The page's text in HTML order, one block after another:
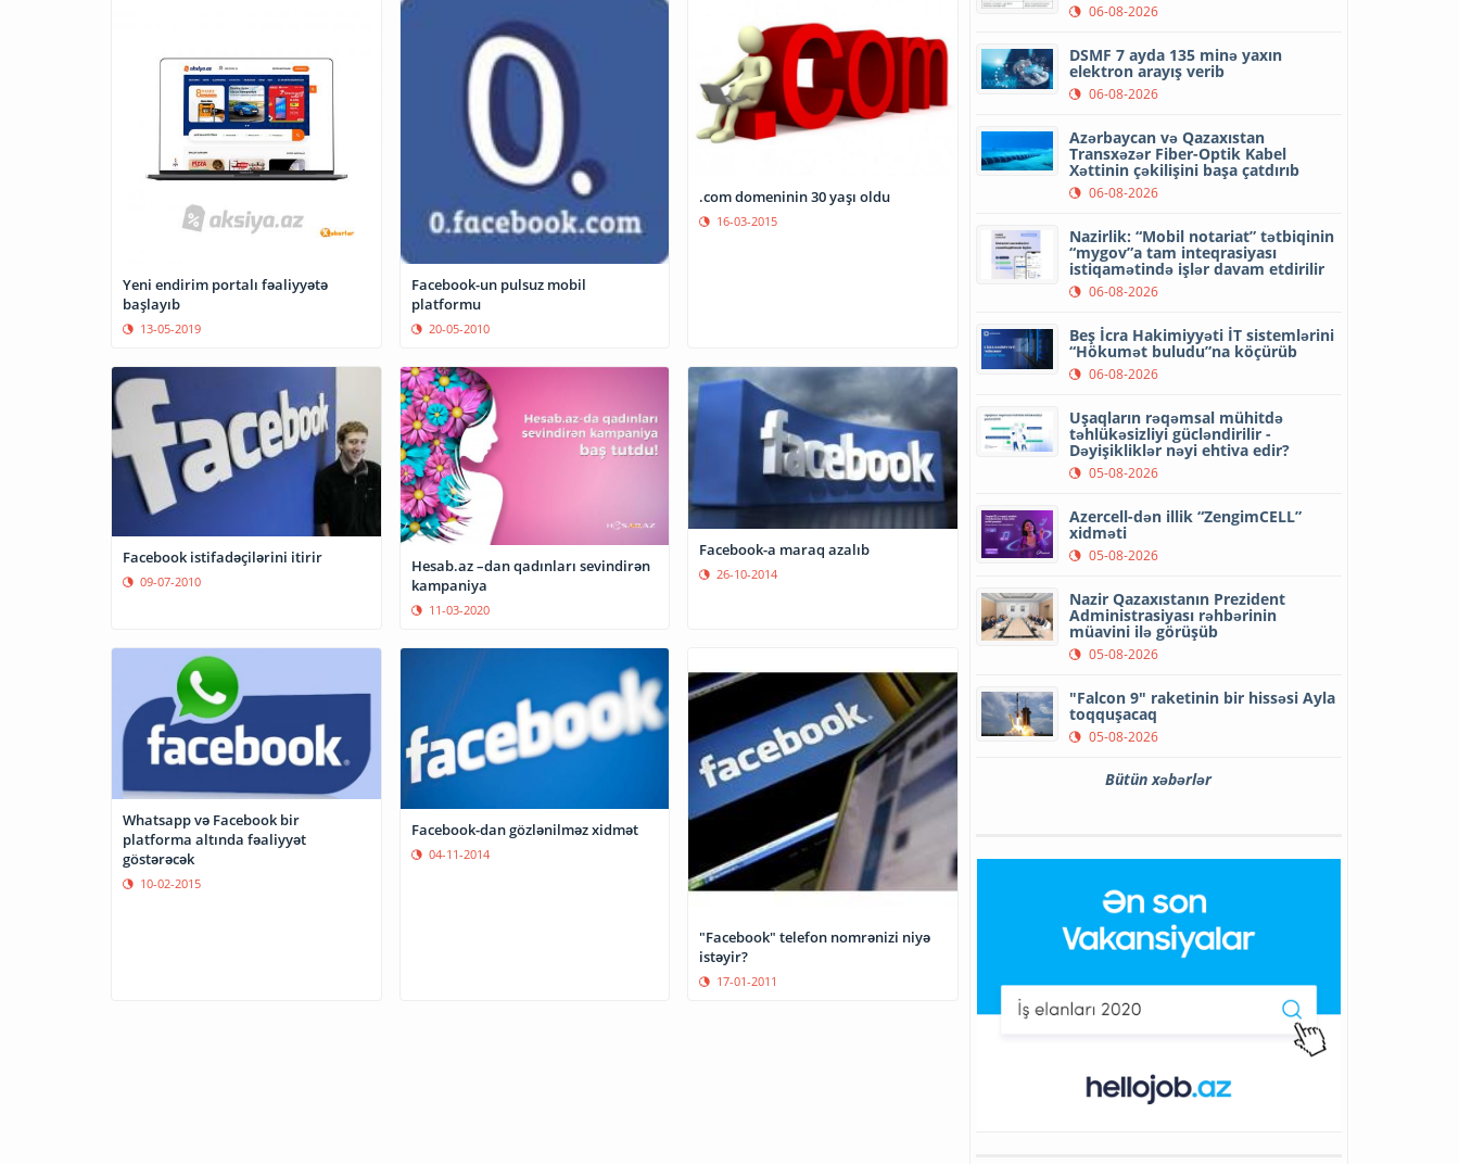
Yeni endirim portalı fəaliyyətə
başlayıb
13-05-2019
Facebook-un pulsuz mobil
platformu
20-05-2010
.com domeninin 30 yaşı oldu
16-03-2015
Facebook istifadəçilərini itirir
09-07-2010
Hesab.az –dan qadınları sevindirən
kampaniya
11-03-2020
Facebook-a maraq azalıb
26-10-2014
Whatsapp və Facebook bir
platforma altında fəaliyyət
göstərəcək
10-02-2015
Facebook-dan gözlənilməz xidmət
04-11-2014
"Facebook" telefon nomrənizi niyə
istəyir?
17-01-2011
06-08-2026
DSMF 7 ayda 135 minə yaxın
elektron arayış verib
06-08-2026
Azərbaycan və Qazaxıstan
Transxəzər Fiber-Optik Kabel
Xəttinin çəkilişini başa çatdırıb
06-08-2026
Nazirlik: “Mobil notariat” tətbiqinin
“mygov”a tam inteqrasiyası
istiqamətində işlər davam etdirilir
06-08-2026
Beş İcra Hakimiyyəti İT sistemlərini
“Hökumət buludu”na köçürüb
06-08-2026
Uşaqların rəqəmsal mühitdə
təhlükəsizliyi gücləndirilir -
Dəyişikliklər nəyi ehtiva edir?
05-08-2026
Azercell-dən illik “ZengimCELL”
xidməti
05-08-2026
Nazir Qazaxıstanın Prezident
Administrasiyası rəhbərinin
müavini ilə görüşüb
05-08-2026
"Falcon 9" raketinin bir hissəsi Ayla
toqquşacaq
05-08-2026
Bütün xəbərlər